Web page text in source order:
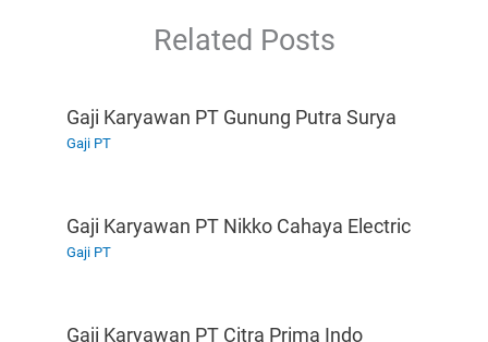
Related Posts
Gaji Karyawan PT Gunung Putra Surya
Gaji PT
Gaji Karyawan PT Nikko Cahaya Electric
Gaji PT
Gaji Karyawan PT Citra Prima Indo